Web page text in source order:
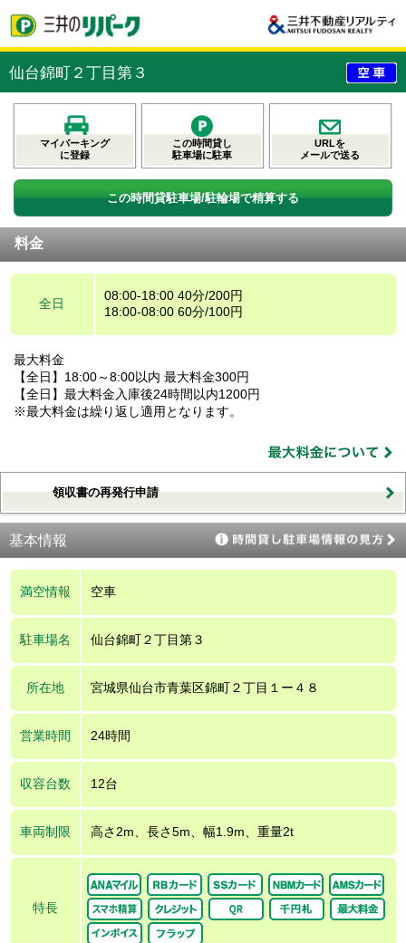
仙台錦町２丁目第３
マイパーキング
に登録
この時間貸し
駐車場に駐車
URLを
メールで送る
この時間貸駐車場/駐輪場で精算する
料金
全日
08:00-18:00 40分/200円
18:00-08:00 60分/100円
最大料金
【全日】18:00～8:00以内 最大料金300円
【全日】最大料金入庫後24時間以内1200円
※最大料金は繰り返し適用となります。
領収書の再発行申請
基本情報
満空情報 空車
駐車場名 仙台錦町２丁目第３
所在地 宮城県仙台市青葉区錦町２丁目１ー４８
営業時間 24時間
収容台数 12台
車両制限 高さ2m、長さ5m、幅1.9m、重量2t
特長